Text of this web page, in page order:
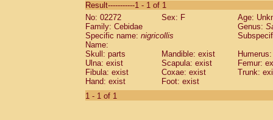
CebidaeSaguinus labiatus(0)
Cebidae Saguinus leucopus (0)
Cebidae
CebidaeSaguinus mystax
Cebidae Saguinus nigricollis (1)
Cebidae Saguinus oedipus
Cebidae Saguinus weddelli
Cebidae Saguinusspp.
Cebidae
Result-----------1 - 1 of 1
No: 02272
Sex: F
Age:
Family: Cebidae
Genus:
Specific name: nigricollis
Name:
Skull: parts
Mandible: exist
Ulna: exist
Scapula: exist
Femur:
Fibula: exist
Coxae: exist
Trunk:
Hand: exist
Foot: exist
1 - 1 of 1